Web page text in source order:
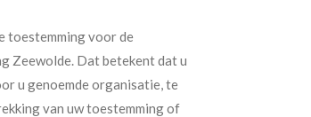
toestemming voor de
Zeewolde. Dat betekent dat u
u genoemde organisatie, te
van uw toestemming of